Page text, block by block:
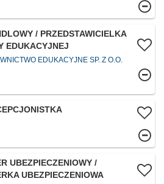
/ PRZEDSTAWICIELKA
EDUKACYJNEJ
EDUKACYJNE SP. Z O.O.
UBEZPIECZENIOWY /
UBEZPIECZENIOWA